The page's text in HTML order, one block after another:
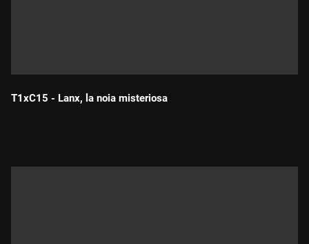
T1xC15 - Lanx, la noia misteriosa